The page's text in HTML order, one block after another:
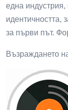
една
идентичността,
за първи път.
Възраждането